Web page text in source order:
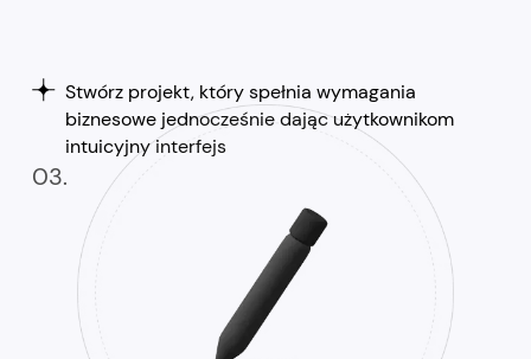
Stwórz projekt, który spełnia wymagania
biznesowe jednocześnie dając użytkownikom
intuicyjny interfejs
03.